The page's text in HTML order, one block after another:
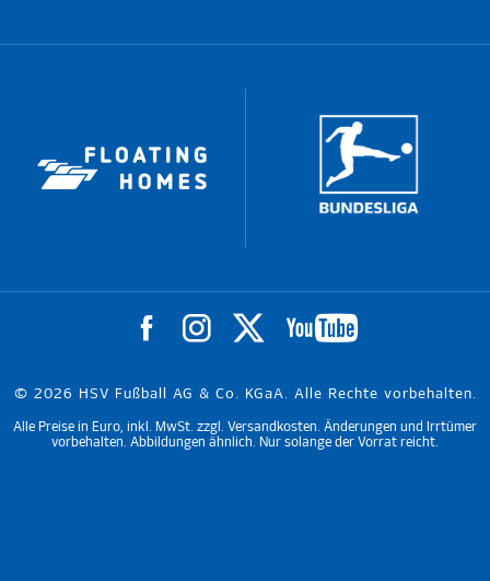
© 2026 HSV Fußball AG & Co. KGaA. Alle Rechte vorbehalten.
Alle Preise in Euro, inkl. MwSt. zzgl. Versandkosten. Änderungen und Irrtümer
vorbehalten. Abbildungen ähnlich. Nur solange der Vorrat reicht.